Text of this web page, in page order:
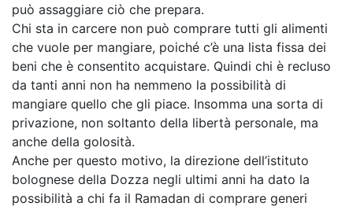
può assaggiare ciò che prepara.
Chi sta in carcere non può comprare tutti gli alimenti
che vuole per mangiare, poiché c’è una lista fissa dei
beni che è consentito acquistare. Quindi chi è recluso
da tanti anni non ha nemmeno la possibilità di
mangiare quello che gli piace. Insomma una sorta di
privazione, non soltanto della libertà personale, ma
anche della golosità.
Anche per questo motivo, la direzione dell’istituto
bolognese della Dozza negli ultimi anni ha dato la
possibilità a chi fa il Ramadan di comprare generi